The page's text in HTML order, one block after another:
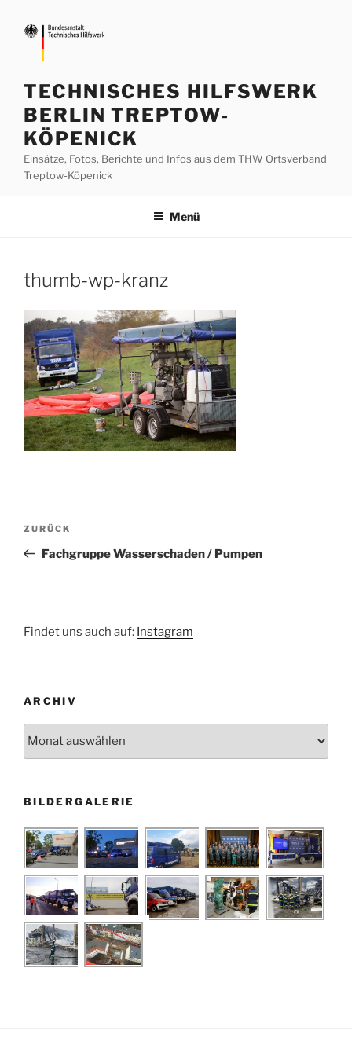
Inhalt
springen
TECHNISCHES HILFSWERK
BERLIN TREPTOW-
KÖPENICK
Einsätze, Fotos, Berichte und Infos aus dem THW Ortsverband
Treptow-Köpenick
Menü
thumb-wp-kranz
Beitragsnavigation
Vorheriger
Beitrag
ZURÜCK
Fachgruppe Wasserschaden / Pumpen
Findet uns auch auf: Instagram
ARCHIV
BILDERGALERIE